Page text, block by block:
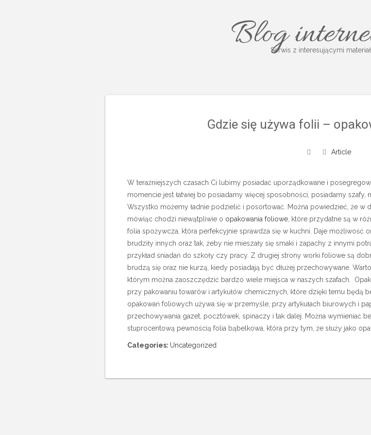
BlogSerwis z interesującymi
Gdzie się używa folii –
Article
W teraźniejszych czasach Ci lubimy posiadać uporządkowane i
momencie jest łatwiej bo posiadamy więcej sposobności, posiadamy szafy,
Wszystko możemy ładnie podzielić i posortować. Można powiedzieć, że w
mówiąc chodzi niewątpliwie o opakowania foliowe , które przydatne są w
folia spożywcza, która perfekcyjnie sprawdza się w kuchni. Daje możliwość
brudziły innych oraz tak, żeby nie mieszały się smaki i zapachy z innymi
przykład śniadań do szkoły czy pracy. Z drugiej strony worki foliowe są
brudzą się oraz nie kurzą, kiedy posiadają być dłużej przechowywane.
którym można zaoszczędzić bardzo wiele miejsca w naszych szafach.
przy pakowaniu towarów i artykułów chemicznych, które dzięki temu będą
opakowań foliowych używa się w przemyśle, przy artykułach biurowych i
przechowywania gazet, pocztówek, spinaczy i tak dalej. Można wymieniać
stuprocentową pewnością folia bąbelkowa, która przy tym, że służy jako
Categories: Uncategorized